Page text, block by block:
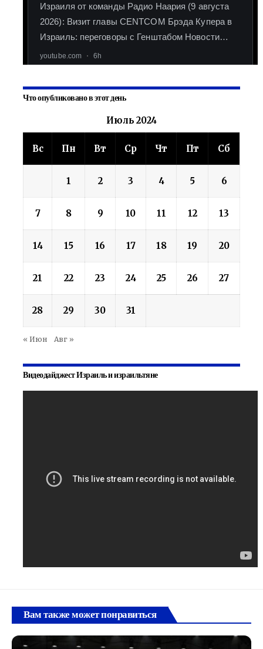
Что опубликовано в этот день
Июль 2024
Вс Пн Вт Ср Чт Пт Сб
1 2 3 4 5 6
7 8 9 10 11 12 13
14 15 16 17 18 19 20
21 22 23 24 25 26 27
28 29 30 31
« Июн Авг »
Видеодайджест Израиль и израильтяне
Вам также может понравиться